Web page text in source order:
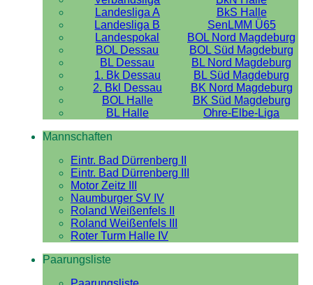
Landesliga A
BkS Halle
Landesliga B
SenLMM Ü65
Landespokal
BOL Nord Magdeburg
BOL Dessau
BOL Süd Magdeburg
BL Dessau
BL Nord Magdeburg
1. Bk Dessau
BL Süd Magdeburg
2. Bkl Dessau
BK Nord Magdeburg
BOL Halle
BK Süd Magdeburg
BL Halle
Ohre-Elbe-Liga
Mannschaften
Eintr. Bad Dürrenberg II
Eintr. Bad Dürrenberg III
Motor Zeitz III
Naumburger SV IV
Roland Weißenfels II
Roland Weißenfels III
Roter Turm Halle IV
Paarungsliste